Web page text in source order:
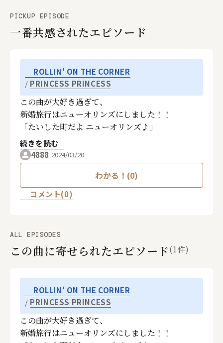
PICKUP EPISODE
一番共感されたエピソード
ROLLIN' ON THE CORNER
PRINCESS PRINCESS
この曲が大好き過ぎて、
新婚旅行はニューオリンズにしました！！
「たいした町だよ ニューオリンズ♪」
続きを読む
4888 2024/03/20
わかる！(0)
コメント(0)
ALL EPISODES
この曲に寄せられたエピソード(1件)
ROLLIN' ON THE CORNER
PRINCESS PRINCESS
この曲が大好き過ぎて、
新婚旅行はニューオリンズにしました！！